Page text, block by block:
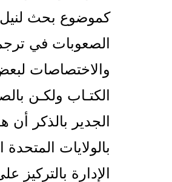
كموضوع بحث لنيل
الصعوبات في
والاختصاصات
الكتـاب ولكـن
الجدير بالذكر
بالولايات
الإدارة بالتركيز